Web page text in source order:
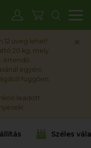
12 üveg lehet!
20 kg, mely
értendő.
egyéni
függően.
leadott
Széles